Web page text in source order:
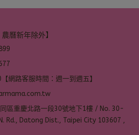
曆新年除外】
網路客服時間：週一到週五】
區重慶北路一段30號地下1樓 / No. 30-
Rd., Datong Dist., Taipei City 103607 ,